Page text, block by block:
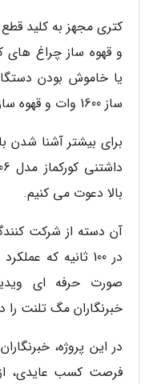
کتری مجهز به کلید
و قهوه ساز چراغ
یا خاموش بودن
ساز 1600 وات و قهوه ساز 400 وات است.
برای بیشتر آشنا شدن
بالا دعوت می کنیم.
آن دسته از شرکت
در 100 ثانیه که
صورت حرفه ای
خبرنگاران مگ تلنت را
در این پروژه،
فرصت کسب عایدی،